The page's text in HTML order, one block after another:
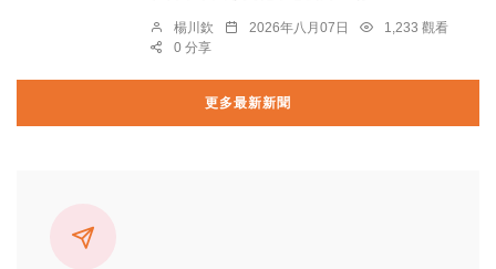
楊川欽 2026年八月07日
1,233 觀看
0 分享
更多最新新聞